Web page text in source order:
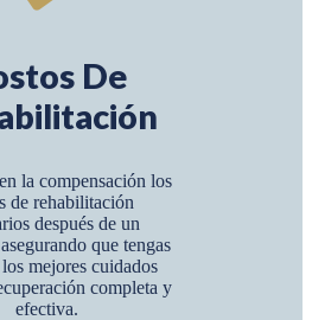
De
la compensación los
de rehabilitación
después de un
que tengas
mejores cuidados
completa y
efectiva.